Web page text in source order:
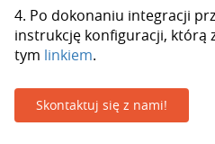
4. Po dokonaniu integracji
instrukcję konfiguracji, którą
tym linkiem.
Skontaktuj się z nami!